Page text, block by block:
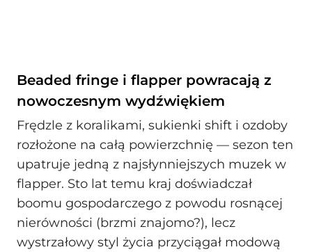
Beaded fringe i flapper powracają z
nowoczesnym wydźwiękiem
Frędzle z koralikami, sukienki shift i ozdoby
rozłożone na całą powierzchnię — sezon ten
upatruje jedną z najsłynniejszych muzek w
flapper. Sto lat temu kraj doświadczał
boomu gospodarczego z powodu rosnącej
nierówności (brzmi znajomo?), lecz
wystrzałowy styl życia przyciągał modową